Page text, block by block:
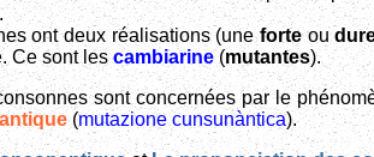
ont deux réalisations (uneforteou
Ce sont lescambiarine (mutantes).
sont concernées par le
(mutazione cunsunàntica).